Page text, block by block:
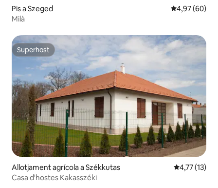
Pis a Szeged 4,97 de
4,97 (60)
Milà
Superhost
Superhost
Allotjament agrícola a Székkutas 4,77 de
4,77 (13)
Casa d'hostes Kakasszéki